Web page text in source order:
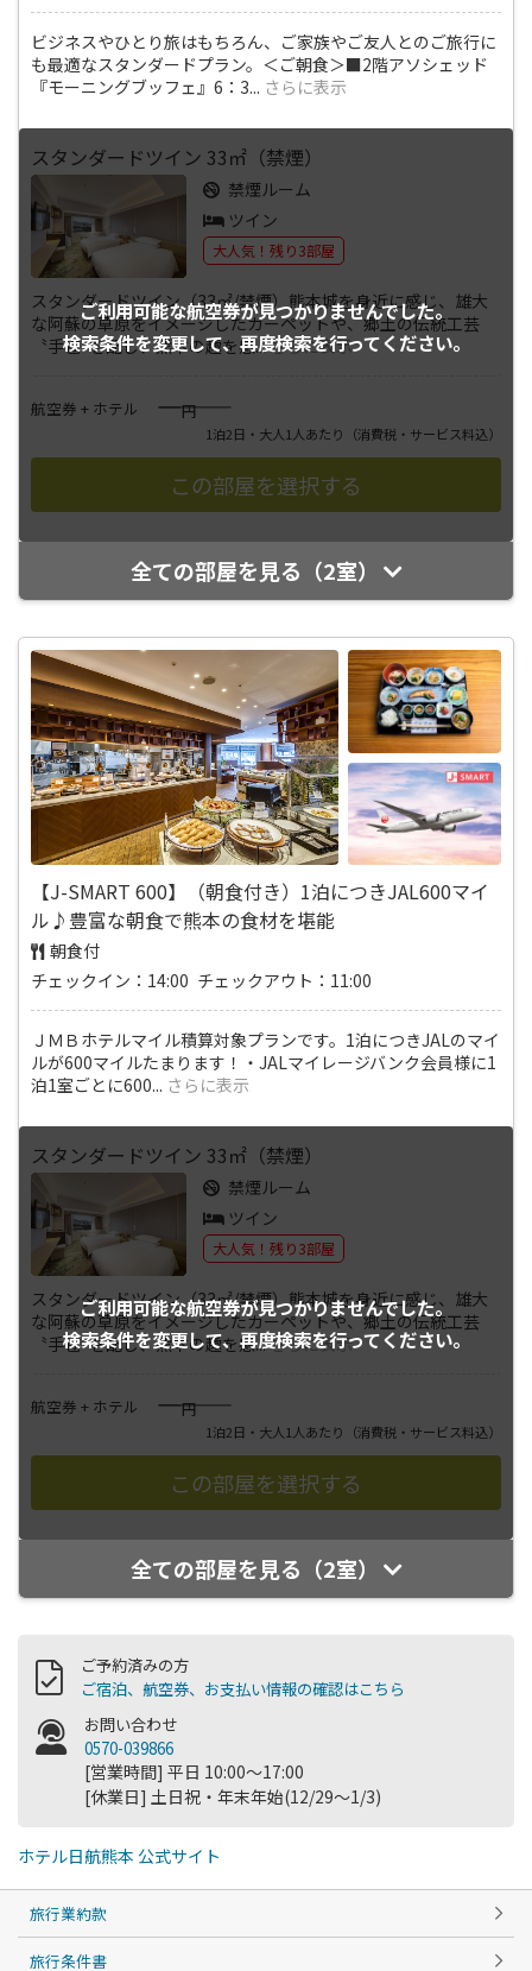
ビジネスやひとり旅はもちろん、ご家族やご友人とのご旅行に
も最適なスタンダードプラン。＜ご朝食＞■2階アソシェッド
『モーニングブッフェ』6：3... さらに表示
ご利用可能な航空券が見つかりませんでした。
検索条件を変更して、再度検索を行ってください。
スタンダードツイン 33㎡（禁煙）
禁煙ルーム
ツイン
大人気！残り3部屋
スタンダードツイン（33㎡/禁煙）熊本城を身近に感じ、雄大
な阿蘇の草原をイメージしたカーペットや、郷土の伝統工芸
〝手毬″を配し、熊本の趣を感...さらに表示
航空券 + ホテル ――――円
1泊2日・大人1人あたり （消費税・サービス料込）
全ての部屋を見る（2室）
【J-SMART 600】（朝食付き）1泊につきJAL600マイ
ル♪豊富な朝食で熊本の食材を堪能
朝食付
チェックイン：14:00 チェックアウト：11:00
ＪＭＢホテルマイル積算対象プランです。1泊につきJALのマイ
ルが600マイルたまります！・JALマイレージバンク会員様に1
泊1室ごとに600... さらに表示
ご利用可能な航空券が見つかりませんでした。
検索条件を変更して、再度検索を行ってください。
スタンダードツイン 33㎡（禁煙）
禁煙ルーム
ツイン
大人気！残り3部屋
スタンダードツイン（33㎡/禁煙）熊本城を身近に感じ、雄大
な阿蘇の草原をイメージしたカーペットや、郷土の伝統工芸
〝手毬″を配し、熊本の趣を感...さらに表示
航空券 + ホテル ――――円
1泊2日・大人1人あたり （消費税・サービス料込）
全ての部屋を見る（2室）
ご予約済みの方
ご宿泊、航空券、お支払い情報の確認はこちら
お問い合わせ
0570-039866
[営業時間] 平日 10:00～17:00
[休業日] 土日祝・年末年始(12/29～1/3)
ホテル日航熊本 公式サイト
旅行業約款
旅行条件書